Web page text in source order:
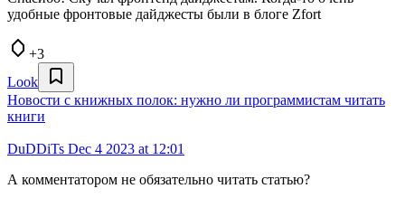
удобные фронтовые дайджесты были в блоге Zfort
+3
Look
Новости с книжных полок: нужно ли программистам читать
книги
DuDDiTs Dec 4 2023 at 12:01
А комментатором не обязательно читать статью?